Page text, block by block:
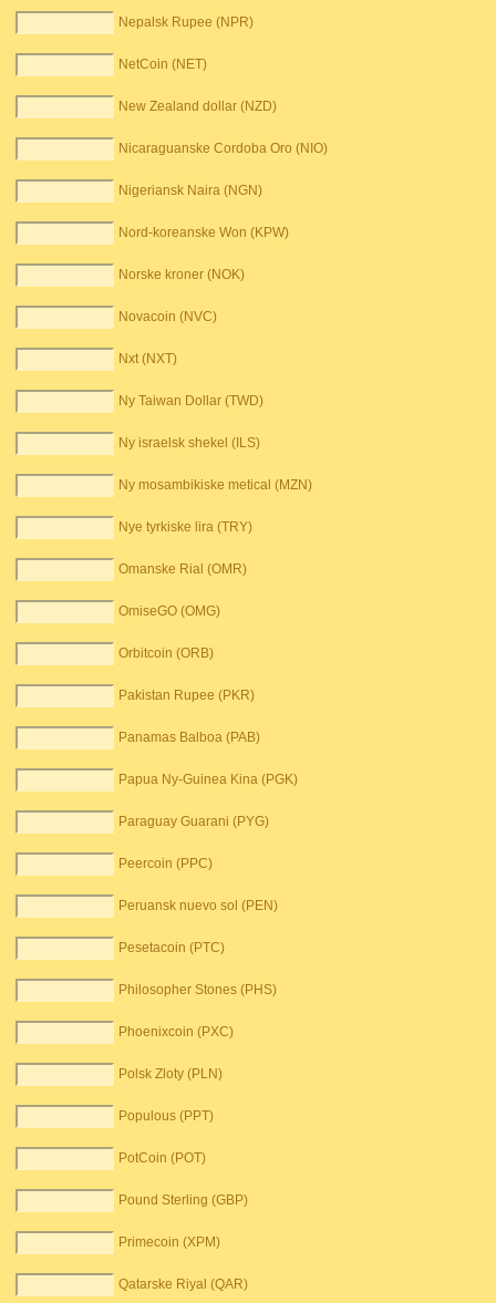
Nepalsk Rupee (NPR)
NetCoin (NET)
New Zealand dollar (NZD)
Nicaraguanske Cordoba Oro (NIO)
Nigeriansk Naira (NGN)
Nord-koreanske Won (KPW)
Norske kroner (NOK)
Novacoin (NVC)
Nxt (NXT)
Ny Taiwan Dollar (TWD)
Ny israelsk shekel (ILS)
Ny mosambikiske metical (MZN)
Nye tyrkiske lira (TRY)
Omanske Rial (OMR)
OmiseGO (OMG)
Orbitcoin (ORB)
Pakistan Rupee (PKR)
Panamas Balboa (PAB)
Papua Ny-Guinea Kina (PGK)
Paraguay Guarani (PYG)
Peercoin (PPC)
Peruansk nuevo sol (PEN)
Pesetacoin (PTC)
Philosopher Stones (PHS)
Phoenixcoin (PXC)
Polsk Zloty (PLN)
Populous (PPT)
PotCoin (POT)
Pound Sterling (GBP)
Primecoin (XPM)
Qatarske Riyal (QAR)